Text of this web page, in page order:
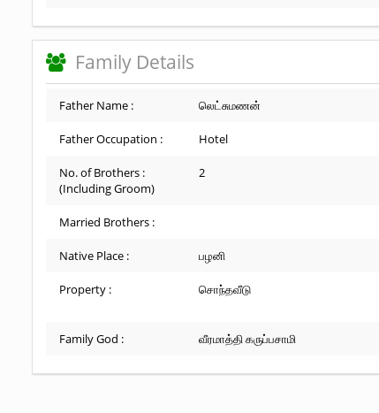
Family Details
Father Name : லெட்சுமணன்
Father Occupation : Hotel
No. of Brothers :
(Including Groom)
2
Married Brothers :
Native Place : பழனி
Property : சொந்தவீடு
Family God : வீரமாத்தி கருப்பசாமி